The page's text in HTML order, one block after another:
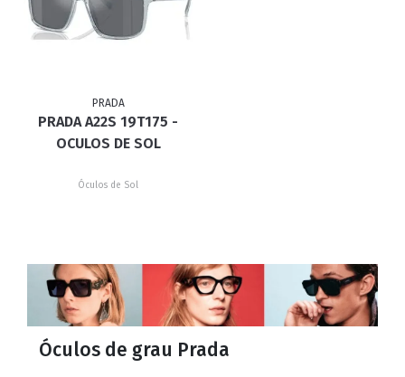
PRADA
PRADA A22S 19T175 -
OCULOS DE SOL
Óculos de Sol
Óculos de grau Prada